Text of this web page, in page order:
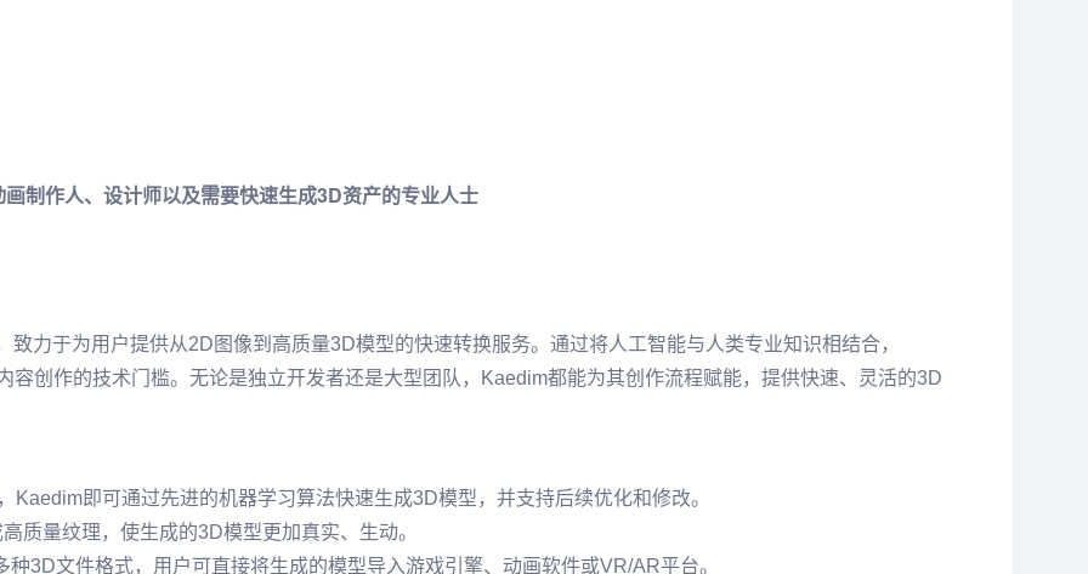
制作人、设计师以及需要快速生成3D资产的专业人士
力于为用户提供从2D图像到高质量3D模型的快速转换服务。通过将人工智能与人类专业知识相结合，
容创作的技术门槛。无论是独立开发者还是大型团队，Kaedim都能为其创作流程赋能，提供快速、灵活的3D
即可通过先进的机器学习算法快速生成3D模型，并支持后续优化和修改。
质量纹理，使生成的3D模型更加真实、生动。
3D文件格式，用户可直接将生成的模型导入游戏引擎、动画软件或VR/AR平台。